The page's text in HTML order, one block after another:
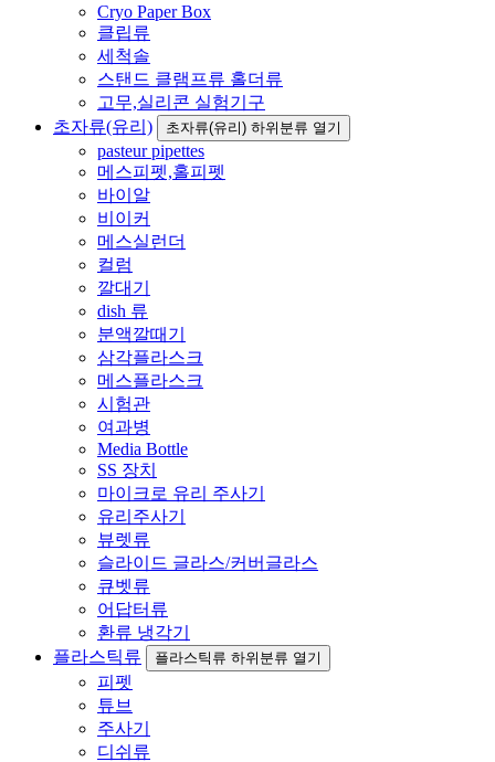
Cryo Paper Box
클립류
세척솔
스탠드 클램프류 홀더류
고무,실리콘 실험기구
초자류(유리)
초자류(유리) 하위분류 열기
pasteur pipettes
메스피펫,홀피펫
바이알
비이커
메스실런더
컬럼
깔대기
dish 류
분액깔때기
삼각플라스크
메스플라스크
시험관
여과병
Media Bottle
SS 장치
마이크로 유리 주사기
유리주사기
뷰렛류
슬라이드 글라스/커버글라스
큐벳류
어답터류
환류 냉각기
플라스틱류
플라스틱류 하위분류 열기
피펫
튜브
주사기
디쉬류